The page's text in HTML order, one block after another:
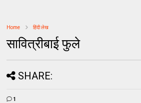
Home हिंदी लेख
सावित्रीबाई फुले
SHARE:
1